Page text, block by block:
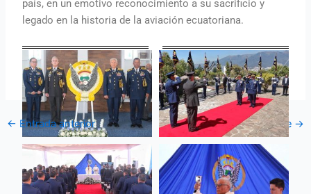
país, en un emotivo reconocimiento a su sacrificio y
legado en la historia de la aviación ecuatoriana.
← Entrada anterior Entrada siguiente →